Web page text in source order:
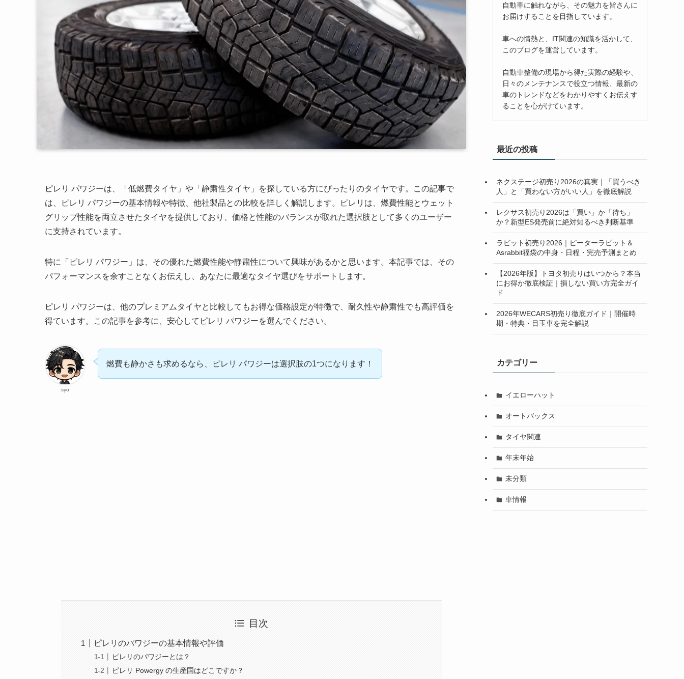
ピレリ パワジーは、「低燃費タイヤ」や「静粛性タイヤ」を探している方にぴったりのタイヤです。この記事で
は、ピレリ パワジーの基本情報や特徴、他社製品との比較を詳しく解説します。ピレリは、燃費性能とウェット
グリップ性能を両立させたタイヤを提供しており、価格と性能のバランスが取れた選択肢として多くのユーザー
に支持されています。
特に「ピレリ パワジー」は、その優れた燃費性能や静粛性について興味があるかと思います。本記事では、その
パフォーマンスを余すことなくお伝えし、あなたに最適なタイヤ選びをサポートします。
ピレリ パワジーは、他のプレミアムタイヤと比較してもお得な価格設定が特徴で、耐久性や静粛性でも高評価を
得ています。この記事を参考に、安心してピレリ パワジーを選んでください。
syo
燃費も静かさも求めるなら、ピレリ パワジーは選択肢の1つになります！
目次
ピレリのパワジーの基本情報や評価
ピレリのパワジーとは？
ピレリ Powergy の生産国はどこですか？
自動車に触れながら、その魅力を皆さんに
お届けすることを目指しています。
車への情熱と、IT関連の知識を活かして、
このブログを運営しています。
自動車整備の現場から得た実際の経験や、
日々のメンテナンスで役立つ情報、最新の
車のトレンドなどをわかりやすくお伝えす
ることを心がけています。
最近の投稿
ネクステージ初売り2026の真実｜「買うべき
人」と「買わない方がいい人」を徹底解説
レクサス初売り2026は「買い」か「待ち」
か？新型ES発売前に絶対知るべき判断基準
ラビット初売り2026｜ピーターラビット＆
Asrabbit福袋の中身・日程・完売予測まとめ
【2026年版】トヨタ初売りはいつから？本当
にお得か徹底検証｜損しない買い方完全ガイ
ド
2026年WECARS初売り徹底ガイド｜開催時
期・特典・目玉車を完全解説
カテゴリー
イエローハット
オートバックス
タイヤ関連
年末年始
未分類
車情報